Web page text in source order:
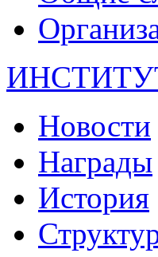
Новости
Награды
История